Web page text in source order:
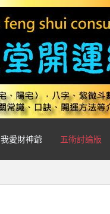
我愛財神爺 五術討論版